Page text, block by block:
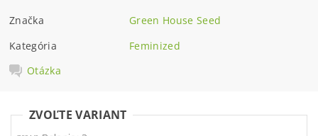
Značka
Green House Seed
Kategória
Feminized
Otázka
ZVOĽTE VARIANT